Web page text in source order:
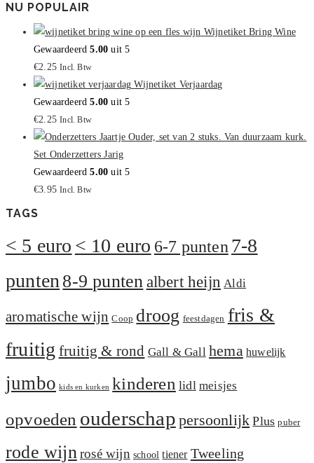
NU POPULAIR
Wijnetiket Bring Wine
Gewaardeerd5.00 uit 5
€2.25 Incl. Btw
Wijnetiket Verjaardag
Gewaardeerd5.00 uit 5
€2.25 Incl. Btw
Set Onderzetters Jarig
Gewaardeerd5.00 uit 5
€3.95 Incl. Btw
TAGS
< 5 euro < 10 euro 6-7 punten7-8
punten8-9 puntenalbert heijn Aldi
aromatische wijn Coop droog feestdagen fris &
fruitig fruitig & rond Gall & Gall hema huwelijk
jumbo kids en kurken kinderen lidl meisjes
opvoeden ouderschap persoonlijk Plus puber
rode wijn rosé wijn school tiener Tweeling